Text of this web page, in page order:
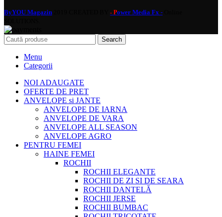
ByYOU Magazin - Power Media Fx -
Search
Menu
Categorii
NOI ADAUGATE
OFERTE DE PRET
ANVELOPE si JANTE
ANVELOPE DE IARNA
ANVELOPE DE VARA
ANVELOPE ALL SEASON
ANVELOPE AGRO
PENTRU FEMEI
HAINE FEMEI
ROCHII
ROCHII ELEGANTE
ROCHII DE ZI SI DE SEARA
ROCHII DANTELĂ
ROCHII JERSE
ROCHII BUMBAC